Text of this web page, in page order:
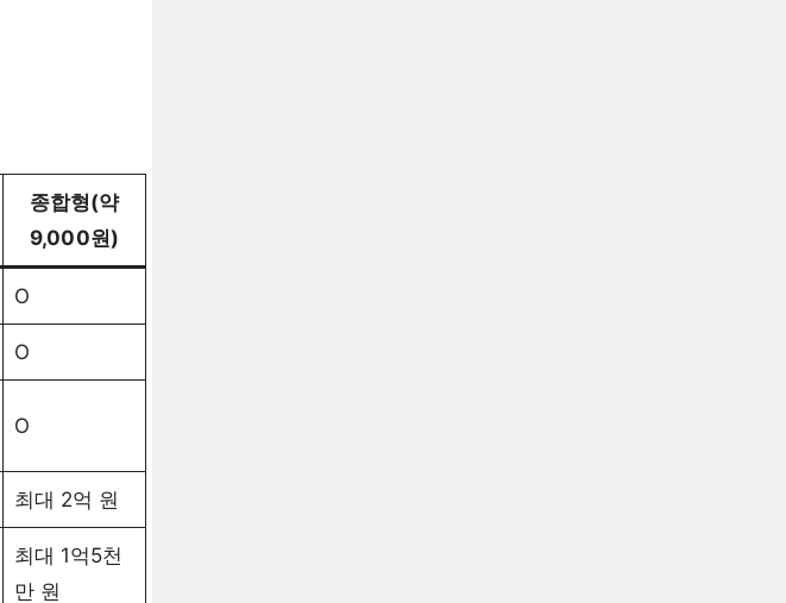
종합형(약
9,000원)
O
O
O
최대 2억 원
최대 1억5천
만 원